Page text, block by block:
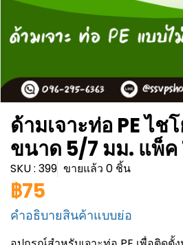
ด้ามเจาะท่อ PE ไช
ขนาด 5/7 มม. แพ็ค
SKU : 399 ขายแล้ว 0 ชิ้น
฿75
คำอธิบายสินค้าแบบย่อ